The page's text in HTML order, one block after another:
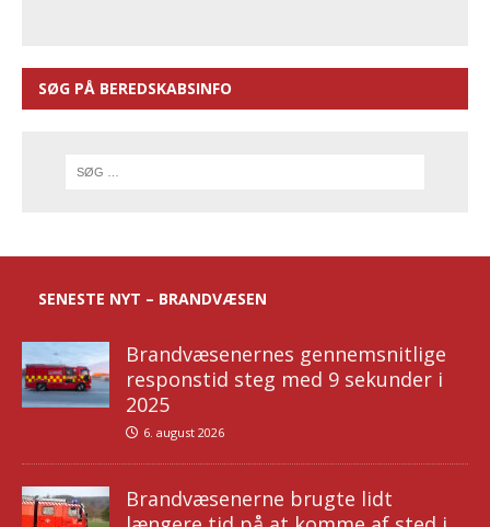
SØG PÅ BEREDSKABSINFO
SENESTE NYT – BRANDVÆSEN
Brandvæsenernes gennemsnitlige
responstid steg med 9 sekunder i
2025
6. august 2026
Brandvæsenerne brugte lidt